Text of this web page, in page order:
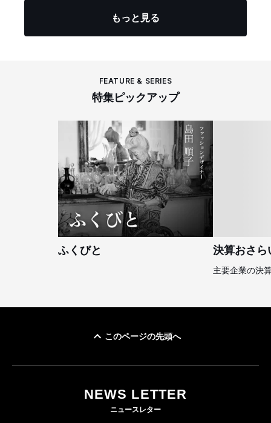
もっと見る
FEATURE & SERIES
特集ピックアップ
ふくびと 決算おさら
主要企業の決
このページの先頭へ
NEWS LETTER
ニュースレター